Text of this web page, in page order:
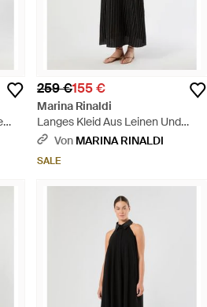
259 €155 €
Marina Rinaldi
Langes Kleid Aus Leinen Und
Viskose Mit Nadelstreifen -
Von MARINA RINALDI
SALE